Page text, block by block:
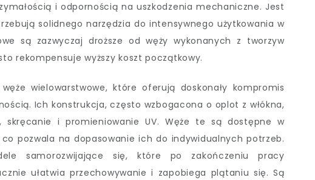
i odpornością na uszkodzenia mechaniczne. Jest
solidnego narzędzia do intensywnego użytkowania w
są zazwyczaj droższe od węży wykonanych z tworzyw
rekompensuje wyższy koszt początkowy.
wielowarstwowe, które oferują doskonały kompromis
Ich konstrukcja, często wzbogacona o oplot z włókna,
skręcanie i promieniowanie UV. Węże te są dostępne w
pozwala na dopasowanie ich do indywidualnych potrzeb.
samorozwijające się, które po zakończeniu pracy
ułatwia przechowywanie i zapobiega plątaniu się. Są